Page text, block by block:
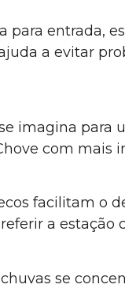
para entrada,
a evitar
imagina para
com mais
facilitam o
a estação
se